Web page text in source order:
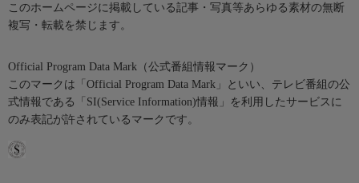
このホームページに掲載している記事・写真等あらゆる素材の無断
複写・転載を禁じます。
Official Program Data Mark（公式番組情報マーク）
このマークは「Official Program Data Mark」といい、テレビ番組の公
式情報である「SI(Service Information)情報」を利用したサービスに
のみ表記が許されているマークです。